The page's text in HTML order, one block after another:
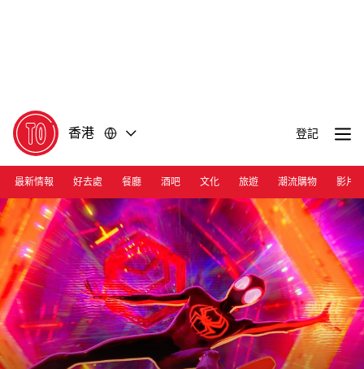
香港 登記
最新情報 好去處 餐廳 酒吧 文化 旅遊 潮流購物 影片